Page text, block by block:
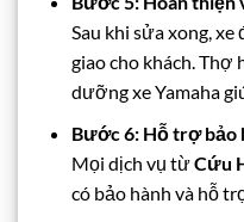
Sau khi sửa xong,
giao cho khách. Thợ
dưỡng xe Yamaha
Bước 6: Hỗ trợ bảo
Mọi dịch vụ từCứu
có bảo hành và hỗ